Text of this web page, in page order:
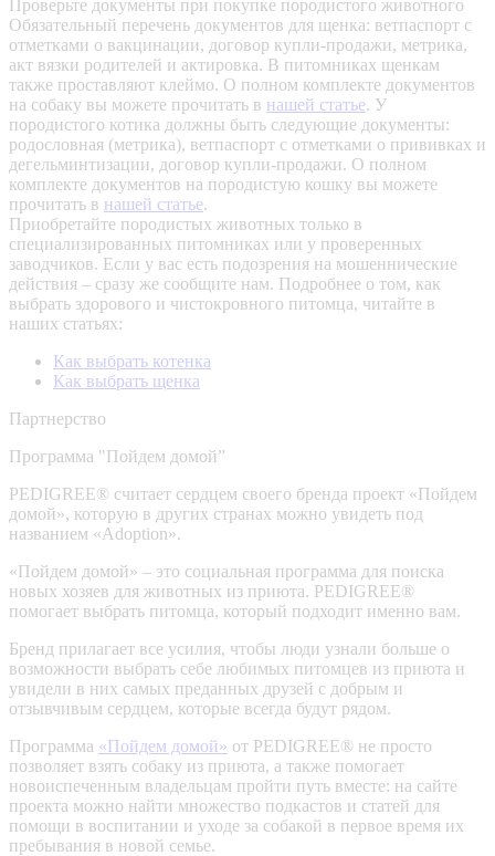
Проверьте документы при покупке породистого животного
Обязательный перечень документов для щенка: ветпаспорт с
отметками о вакцинации, договор купли-продажи, метрика,
акт вязки родителей и актировка. В питомниках щенкам
также проставляют клеймо. О полном комплекте документов
на собаку вы можете прочитать в нашей статье. У
породистого котика должны быть следующие документы:
родословная (метрика), ветпаспорт с отметками о прививках и
дегельминтизации, договор купли-продажи. О полном
комплекте документов на породистую кошку вы можете
прочитать в нашей статье.
Приобретайте породистых животных только в
специализированных питомниках или у проверенных
заводчиков. Если у вас есть подозрения на мошеннические
действия – сразу же сообщите нам. Подробнее о том, как
выбрать здорового и чистокровного питомца, читайте в
наших статьях:
Как выбрать котенка
Как выбрать щенка
Партнерство
Программа "Пойдем домой”
PEDIGREE® считает сердцем своего бренда проект «Пойдем
домой», которую в других странах можно увидеть под
названием «Adoption».
«Пойдем домой» – это социальная программа для поиска
новых хозяев для животных из приюта. PEDIGREE®
помогает выбрать питомца, который подходит именно вам.
Бренд прилагает все усилия, чтобы люди узнали больше о
возможности выбрать себе любимых питомцев из приюта и
увидели в них самых преданных друзей с добрым и
отзывчивым сердцем, которые всегда будут рядом.
Программа «Пойдем домой» от PEDIGREE® не просто
позволяет взять собаку из приюта, а также помогает
новоиспеченным владельцам пройти путь вместе: на сайте
проекта можно найти множество подкастов и статей для
помощи в воспитании и уходе за собакой в первое время их
пребывания в новой семье.